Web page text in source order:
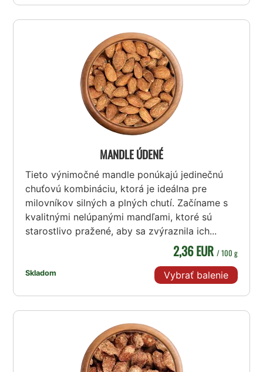
MANDLE ÚDENÉ
Tieto výnimočné mandle ponúkajú jedinečnú
chuťovú kombináciu, ktorá je ideálna pre
milovníkov silných a plných chutí. Začíname s
kvalitnými nelúpanými mandľami, ktoré sú
starostlivo pražené, aby sa zvýraznila ich...
Skladom
2,36 EUR / 100 g
Vybrať balenie